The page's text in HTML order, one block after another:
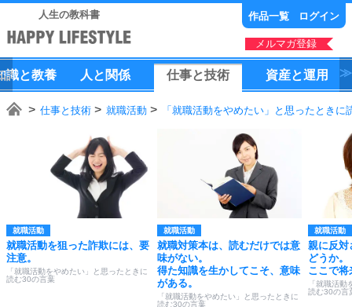
人生の教科書 作品一覧 ログイン
メルマガ登録
識と教養 人 と 関係 仕事と技術 資産と運用
仕事と技術 就職活動 「就職活動をやめたい」と思ったときに
就職活動
就職活動を狙った詐欺には、要
注意。
「就職活動をやめたい」と思ったときに
読む30の言葉
就職活動
就職対策本は、読むだけでは意
味がない。
得た知識を生かしてこそ、意味
がある。
「就職活動をやめたい」と思ったときに
読む30の言葉
就職活動
親に反対
どうか。
ここで将
「就職活
読む30の言